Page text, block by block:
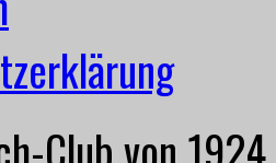
Club von